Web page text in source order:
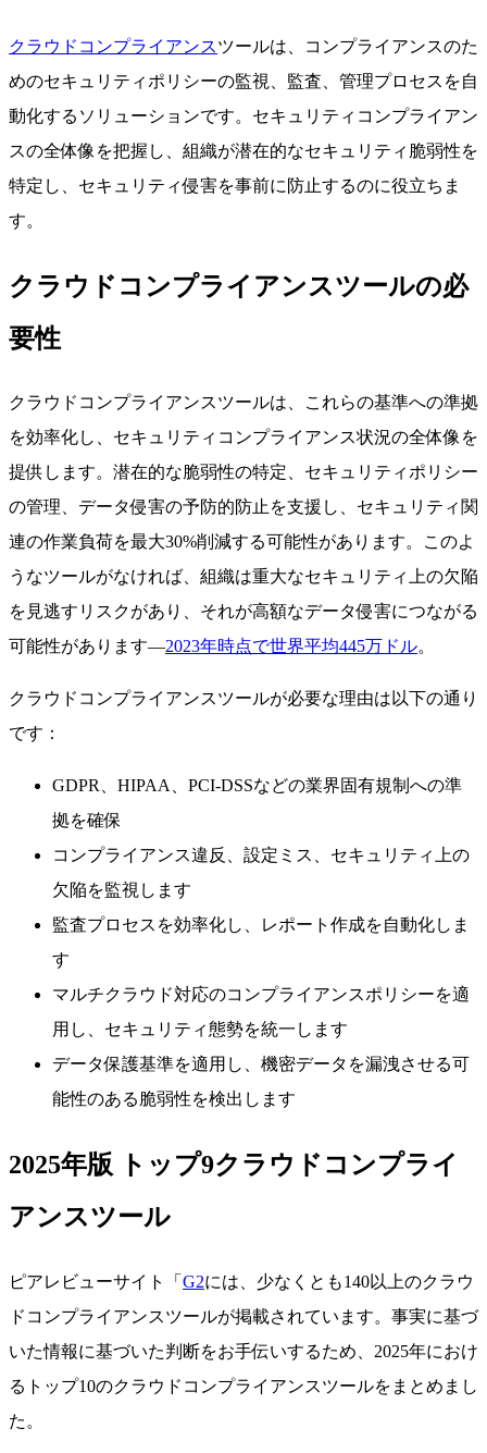
クラウドコンプライアンスツールは、コンプライアンスのた
めのセキュリティポリシーの監視、監査、管理プロセスを自
動化するソリューションです。セキュリティコンプライアン
スの全体像を把握し、組織が潜在的なセキュリティ脆弱性を
特定し、セキュリティ侵害を事前に防止するのに役立ちま
す。
クラウドコンプライアンスツールの必
要性
クラウドコンプライアンスツールは、これらの基準への準拠
を効率化し、セキュリティコンプライアンス状況の全体像を
提供します。潜在的な脆弱性の特定、セキュリティポリシー
の管理、データ侵害の予防的防止を支援し、セキュリティ関
連の作業負荷を最大30%削減する可能性があります。このよ
うなツールがなければ、組織は重大なセキュリティ上の欠陥
を見逃すリスクがあり、それが高額なデータ侵害につながる
可能性があります—2023年時点で世界平均445万ドル。
クラウドコンプライアンスツールが必要な理由は以下の通り
です：
GDPR、HIPAA、PCI-DSSなどの業界固有規制への準
拠を確保
コンプライアンス違反、設定ミス、セキュリティ上の
欠陥を監視します
監査プロセスを効率化し、レポート作成を自動化しま
す
マルチクラウド対応のコンプライアンスポリシーを適
用し、セキュリティ態勢を統一します
データ保護基準を適用し、機密データを漏洩させる可
能性のある脆弱性を検出します
2025年版 トップ9クラウドコンプライ
アンスツール
ピアレビューサイト「 G2には、少なくとも140以上のクラウ
ドコンプライアンスツールが掲載されています。事実に基づ
いた情報に基づいた判断をお手伝いするため、2025年におけ
るトップ10のクラウドコンプライアンスツールをまとめまし
た。